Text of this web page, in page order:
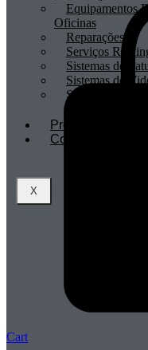
Equipamentos
Oficinas
Reparações
Serviços
Sistemas de
Sistemas de
Sistemas POS
Profissionais
Contactos
X
Cart